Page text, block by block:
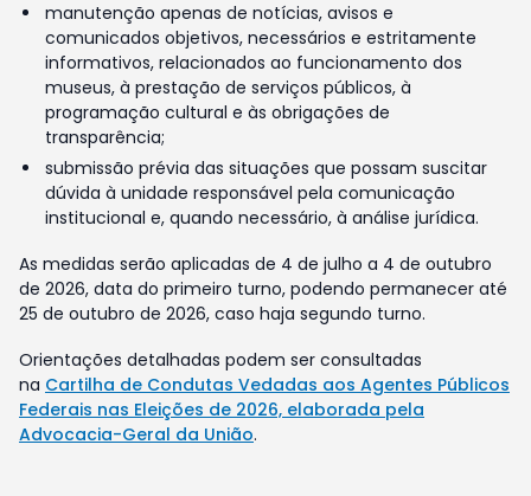
manutenção apenas de notícias, avisos e
comunicados objetivos, necessários e estritamente
informativos, relacionados ao funcionamento dos
museus, à prestação de serviços públicos, à
programação cultural e às obrigações de
transparência;
submissão prévia das situações que possam suscitar
dúvida à unidade responsável pela comunicação
institucional e, quando necessário, à análise jurídica.
As medidas serão aplicadas de 4 de julho a 4 de outubro
de 2026, data do primeiro turno, podendo permanecer até
25 de outubro de 2026, caso haja segundo turno.
Orientações detalhadas podem ser consultadas
na Cartilha de Condutas Vedadas aos Agentes Públicos
Federais nas Eleições de 2026, elaborada pela
Advocacia-Geral da União.